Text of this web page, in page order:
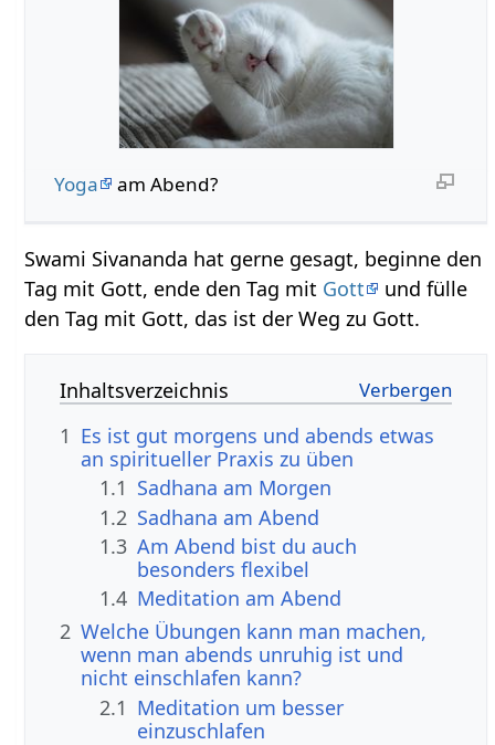
Yoga am Abend?
Swami Sivananda hat gerne gesagt, beginne den
Tag mit Gott, ende den Tag mit Gott
und fülle
den Tag mit Gott, das ist der Weg zu Gott.
Inhaltsverzeichnis
1 Es ist gut morgens und abends etwas
an spiritueller Praxis zu üben
1.1 Sadhana am Morgen
1.2 Sadhana am Abend
1.3 Am Abend bist du auch
besonders flexibel
1.4 Meditation am Abend
2 Welche Übungen kann man machen,
wenn man abends unruhig ist und
nicht einschlafen kann?
2.1 Meditation um besser
einzuschlafen